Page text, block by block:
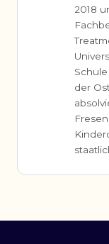
2018
der